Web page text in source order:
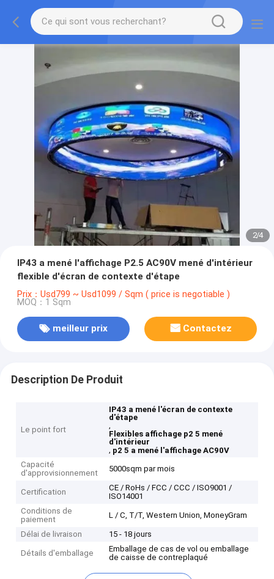
2/4
IP43 a mené l'affichage P2.5 AC90V mené d'intérieur
flexible d'écran de contexte d'étape
Prix：Usd799 ~ Usd1099 / Sqm ( price is negotiable )
MOQ：1 Sqm
meilleur prix Contactez
Description De Produit
Le point fort
IP43 a mené l'écran de contexte
d'étape
,
Flexibles affichage p2 5 mené
d'intérieur
, p2 5 a mené l'affichage AC90V
Capacité
d'approvisionnement
5000sqm par mois
Certification
CE / RoHs / FCC / CCC / ISO9001 /
ISO14001
Conditions de
paiement
L / C, T/T, Western Union, MoneyGram
Délai de livraison 15 - 18 jours
Détails d'emballage
Emballage de cas de vol ou emballage
de caisse de contreplaqué